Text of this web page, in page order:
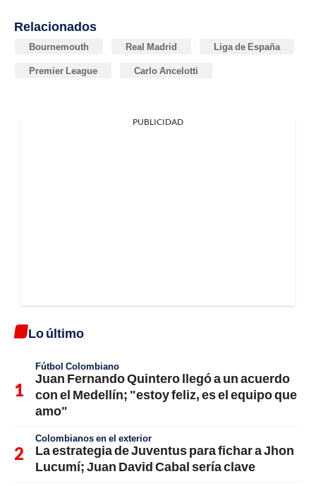
Relacionados
Bournemouth Real Madrid Liga de España
Premier League Carlo Ancelotti
PUBLICIDAD
Lo último
Fútbol Colombiano
Juan Fernando Quintero llegó a un acuerdo
con el Medellín; "estoy feliz, es el equipo que
amo"
Colombianos en el exterior
La estrategia de Juventus para fichar a Jhon
Lucumí; Juan David Cabal sería clave